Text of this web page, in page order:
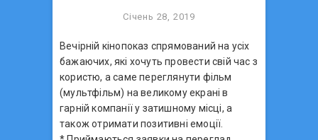
Січень 28, 2019
Вечірній кінопоказ спрямований на усіх
бажаючих, які хочуть провести свій час з
користю, а саме переглянути фільм
(мультфільм) на великому екрані в
гарній компанії у затишному місці, а
також отримати позитивні емоції.